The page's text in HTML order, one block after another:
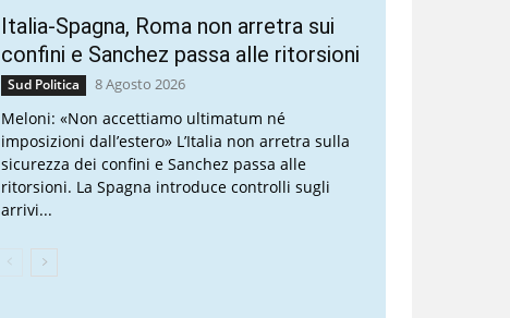
Italia-Spagna, Roma non arretra sui
confini e Sanchez passa alle ritorsioni
Sud Politica 8 Agosto 2026
Meloni: «Non accettiamo ultimatum né
imposizioni dall’estero» L’Italia non arretra sulla
sicurezza dei confini e Sanchez passa alle
ritorsioni. La Spagna introduce controlli sugli
arrivi...